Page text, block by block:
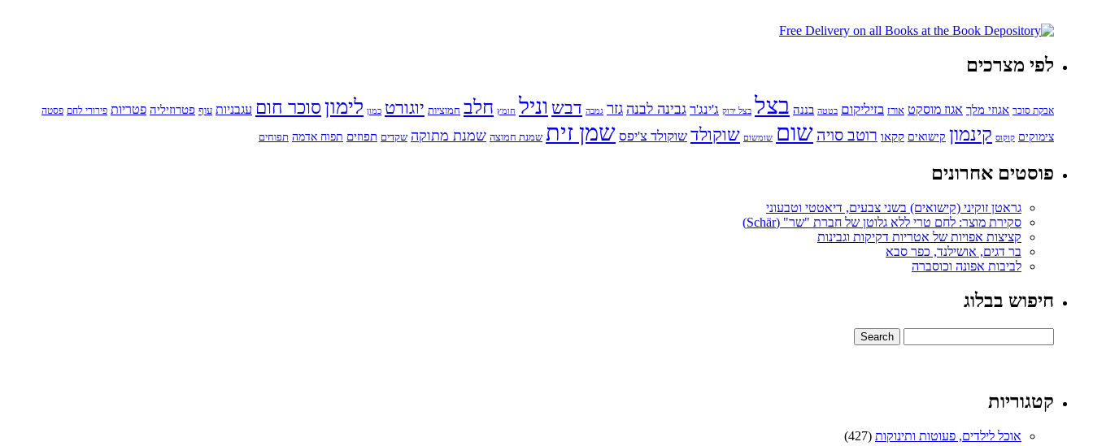
לפי מצרכים
אבקת סוכר אגוזי מלך אגוז מוסקט אורז בזיליקום בטטה בננה בצל בצל ירוק ג'ינג'ר גבינה לבנה גזר גמבה דבש וניל חומץ חלב חמוציות יוגורט כמון לימוןסוכר חום עגבניות עוף פטרוזיליה פטריות פירורי לחם פסטה
צימוקים קוקוס קינמון קישואים קקאו רוטב סויה שום שומשום שוקולד שוקולד צ'יפס שמן זית שמנת חמוצה שמנת מתוקה שקדים תפוזים תפוח אדמה תפוחים
פוסטים אחרונים
גראטן זוקיני (קישואים) בשני צבעים, דיאטטי וטבעוני
סקירת מוצר: לחם טרי ללא גלוטן של חברת "שר" (Schär)
קציצות אפויות של אטריות דקיקות וגבינות
בר דגים, אושילנד, כפר סבא
לביבות אפונה וכוסברה
חיפוש בבלוג
קטגוריות
אוכל לילדים, פעוטות ותינוקות (427)